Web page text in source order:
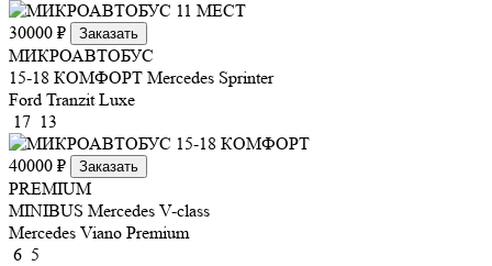
30000 ₽ Заказать
МИКРОАВТОБУС
15-18 КОМФОРТ Mercedes Sprinter
Ford Tranzit Luxe
17 13
40000 ₽ Заказать
PREMIUM
MINIBUS Mercedes V-class
Mercedes Viano Premium
6 5